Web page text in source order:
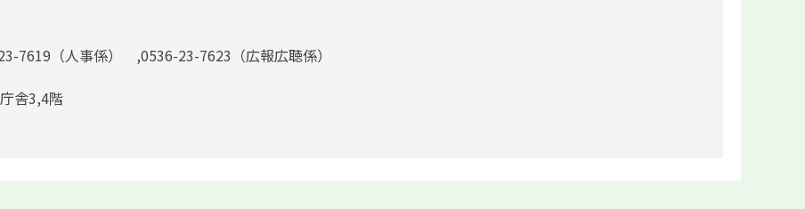
7619（人事係） ,0536-23-7623（広報広聴係）
舎3,4階